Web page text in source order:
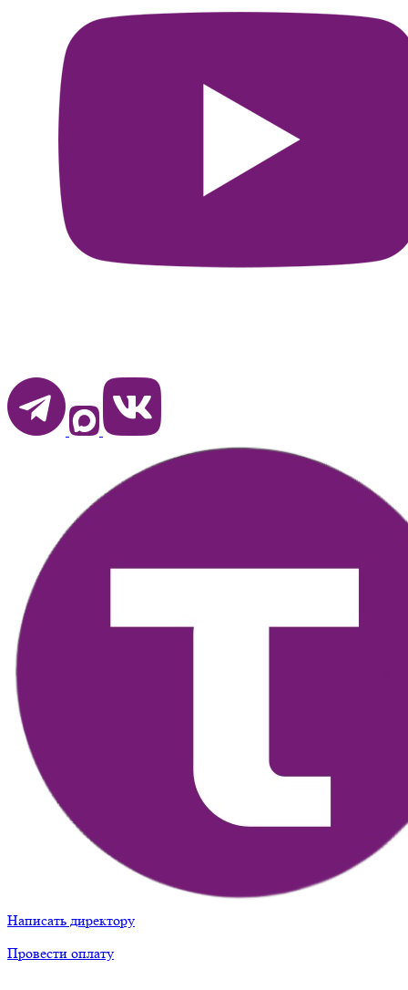
Написать директору
Провести оплату